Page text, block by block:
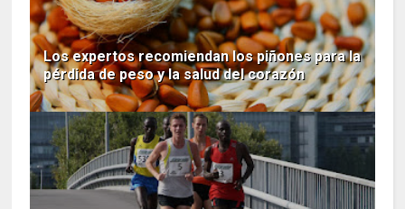
Los expertos recomiendan los piñones para la
pérdida de peso y la salud del corazón